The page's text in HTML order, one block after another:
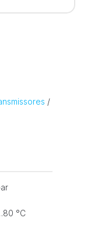
/
°C